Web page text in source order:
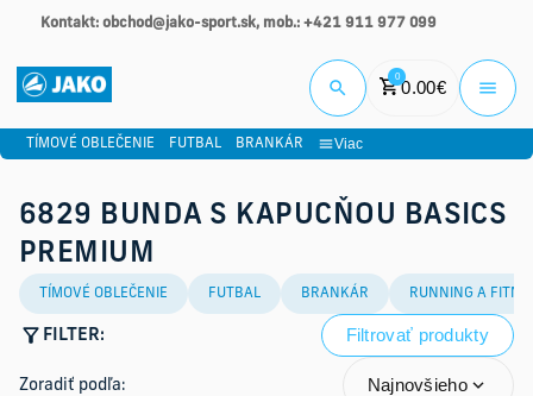
Kontakt: obchod@jako-sport.sk, mob.: +421 911 977 099
0
0.00€
TÍMOVÉ OBLEČENIE FUTBAL BRANKÁR Viac
6829 BUNDA S KAPUCŇOU BASICS
PREMIUM
TÍMOVÉ OBLEČENIE FUTBAL BRANKÁR RUNNING A
FILTER: Filtrovať produkty
Zoradiť podľa: Najnovšieho